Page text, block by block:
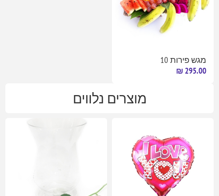
מגש פירות 10
295.00 ₪
מוצרים נלווים